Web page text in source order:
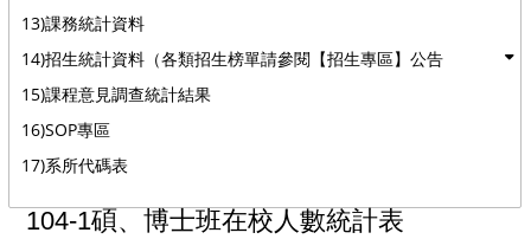
13)課務統計資料
14)招生統計資料（各類招生榜單請參閱【招生專區】公告
15)課程意見調查統計結果
16)SOP專區
17)系所代碼表
104-1碩、博士班在校人數統計表